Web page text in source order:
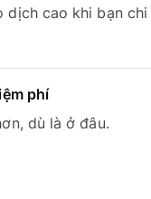
dịch cao khi bạn chi
phí
dù là ở đâu.